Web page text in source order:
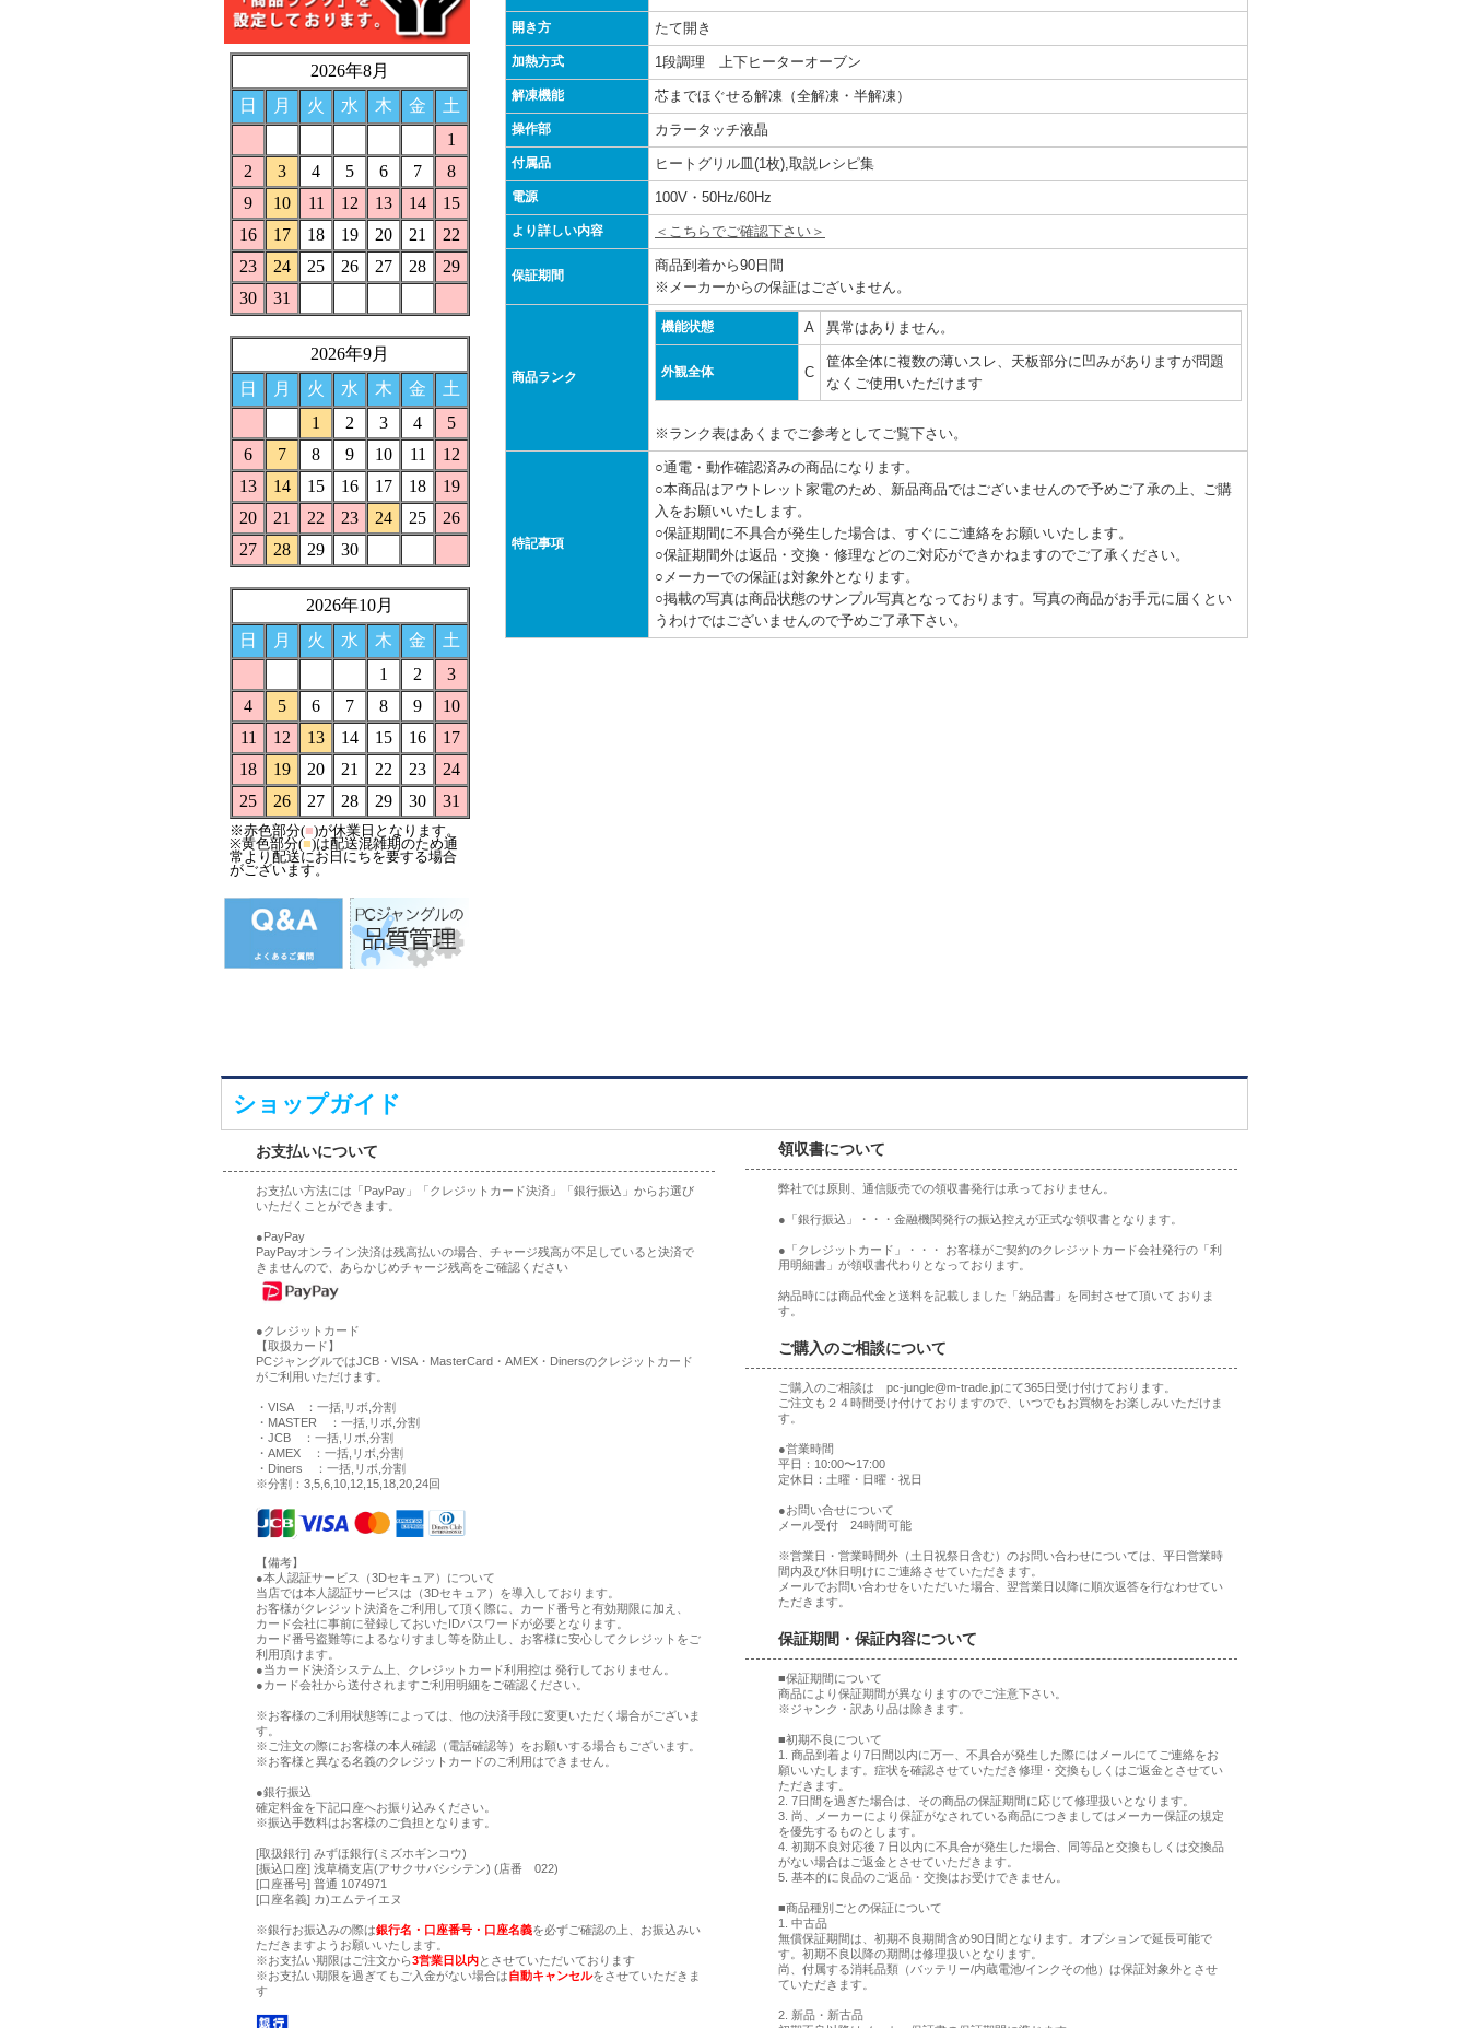
開き方 たて開き
加熱方式 1段調理 上下ヒーターオーブン
解凍機能 芯までほぐせる解凍（全解凍・半解凍）
操作部 カラータッチ液晶
付属品 ヒートグリル皿(1枚),取説レシピ集
電源 100V・50Hz/60Hz
より詳しい内容 ＜こちらでご確認下さい＞
保証期間
商品到着から90日間
※メーカーからの保証はございません。
商品ランク
機能状態 A 異常はありません。
外観全体 C
筐体全体に複数の薄いスレ、天板部分に凹みがありますが問題
なくご使用いただけます
※ランク表はあくまでご参考としてご覧下さい。
特記事項
○通電・動作確認済みの商品になります。
○本商品はアウトレット家電のため、新品商品ではございませんので予めご了承の上、ご購
入をお願いいたします。
○保証期間に不具合が発生した場合は、すぐにご連絡をお願いいたします。
○保証期間外は返品・交換・修理などのご対応ができかねますのでご了承ください。
○メーカーでの保証は対象外となります。
○掲載の写真は商品状態のサンプル写真となっております。写真の商品がお手元に届くとい
うわけではございませんので予めご了承下さい。
ショップガイド
お支払いについて
お支払い方法には「PayPay」「クレジットカード決済」「銀行振込」からお選び
いただくことができます。
●PayPay
PayPayオンライン決済は残高払いの場合、チャージ残高が不足していると決済で
きませんので、あらかじめチャージ残高をご確認ください
●クレジットカード
【取扱カード】
PCジャングルではJCB・VISA・MasterCard・AMEX・Dinersのクレジットカード
がご利用いただけます。
・VISA ：一括,リボ,分割
・MASTER ：一括,リボ,分割
・JCB ：一括,リボ,分割
・AMEX ：一括,リボ,分割
・Diners ：一括,リボ,分割
※分割：3,5,6,10,12,15,18,20,24回
【備考】
●本人認証サービス（3Dセキュア）について
当店では本人認証サービスは（3Dセキュア）を導入しております。
お客様がクレジット決済をご利用して頂く際に、カード番号と有効期限に加え、
カード会社に事前に登録しておいたIDパスワードが必要となります。
カード番号盗難等によるなりすまし等を防止し、お客様に安心してクレジットをご
利用頂けます。
●当カード決済システム上、クレジットカード利用控は 発行しておりません。
●カード会社から送付されますご利用明細をご確認ください。
※お客様のご利用状態等によっては、他の決済手段に変更いただく場合がございま
す。
※ご注文の際にお客様の本人確認（電話確認等）をお願いする場合もございます。
※お客様と異なる名義のクレジットカードのご利用はできません。
●銀行振込
確定料金を下記口座へお振り込みください。
※振込手数料はお客様のご負担となります。
[取扱銀行] みずほ銀行(ミズホギンコウ)
[振込口座] 浅草橋支店(アサクサバシシテン) (店番 022)
[口座番号] 普通 1074971
[口座名義] カ)エムテイエヌ
※銀行お振込みの際は銀行名・口座番号・口座名義を必ずご確認の上、お振込みい
ただきますようお願いいたします。
※お支払い期限はご注文から3営業日以内とさせていただいております
※お支払い期限を過ぎてもご入金がない場合は自動キャンセルをさせていただきま
す
領収書について
弊社では原則、通信販売での領収書発行は承っておりません。
●「銀行振込」・・・金融機関発行の振込控えが正式な領収書となります。
●「クレジットカード」・・・ お客様がご契約のクレジットカード会社発行の「利
用明細書」が領収書代わりとなっております。
納品時には商品代金と送料を記載しました「納品書」を同封させて頂いて おりま
す。
ご購入のご相談について
ご購入のご相談は pc-jungle@m-trade.jpにて365日受け付けております。
ご注文も２４時間受け付けておりますので、いつでもお買物をお楽しみいただけま
す。
●営業時間
平日：10:00〜17:00
定休日：土曜・日曜・祝日
●お問い合せについて
メール受付 24時間可能
※営業日・営業時間外（土日祝祭日含む）のお問い合わせについては、平日営業時
間内及び休日明けにご連絡させていただきます。
メールでお問い合わせをいただいた場合、翌営業日以降に順次返答を行なわせてい
ただきます。
保証期間・保証内容について
■保証期間について
商品により保証期間が異なりますのでご注意下さい。
※ジャンク・訳あり品は除きます。
■初期不良について
1. 商品到着より7日間以内に万一、不具合が発生した際にはメールにてご連絡をお
願いいたします。症状を確認させていただき修理・交換もしくはご返金とさせてい
ただきます。
2. 7日間を過ぎた場合は、その商品の保証期間に応じて修理扱いとなります。
3. 尚、メーカーにより保証がなされている商品につきましてはメーカー保証の規定
を優先するものとします。
4. 初期不良対応後７日以内に不具合が発生した場合、同等品と交換もしくは交換品
がない場合はご返金とさせていただきます。
5. 基本的に良品のご返品・交換はお受けできません。
■商品種別ごとの保証について
1. 中古品
無償保証期間は、初期不良期間含め90日間となります。オプションで延長可能で
す。初期不良以降の期間は修理扱いとなります。
尚、付属する消耗品類（バッテリー/内蔵電池/インクその他）は保証対象外とさせ
ていただきます。
2. 新品・新古品